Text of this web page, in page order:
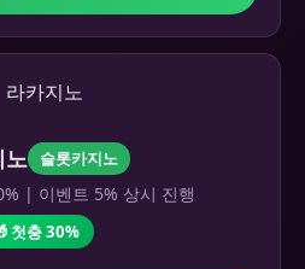
노 슬롯카지노
| 이벤트 5% 상시 진행
첫충 30%